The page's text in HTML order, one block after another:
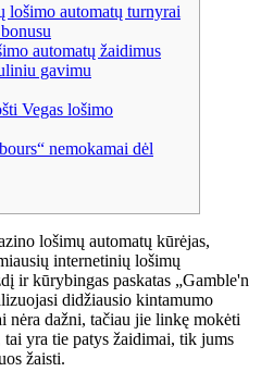
lošimo automatų turnyrai
automatų žaidimus
gavimu
Vegas lošimo
nemokamai dėl
lošimų automatų kūrėjas,
internetinių lošimų
ir kūrybingas paskatas „Gamble'n
didžiausio kintamumo
nėra dažni, tačiau jie linkę mokėti
yra tie patys žaidimai, tik jums
žaisti.